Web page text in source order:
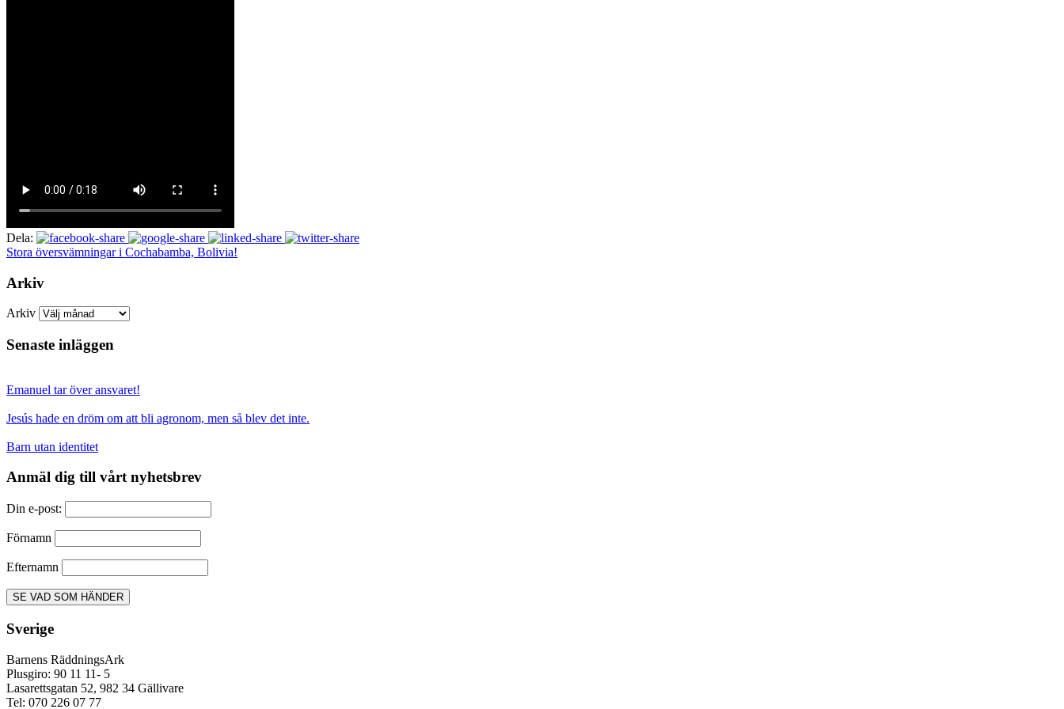
Dela:
Stora översvämningar i Cochabamba, Bolivia!
Arkiv
Arkiv
Senaste inläggen
Emanuel tar över ansvaret!
Jesús hade en dröm om att bli agronom, men så blev det inte.
Barn utan identitet
Anmäl dig till vårt nyhetsbrev
Din e-post:
Förnamn
Efternamn
Sverige
Barnens RäddningsArk
Plusgiro: 90 11 11- 5
Lasarettsgatan 52, 982 34 Gällivare
Tel: 070 226 07 77